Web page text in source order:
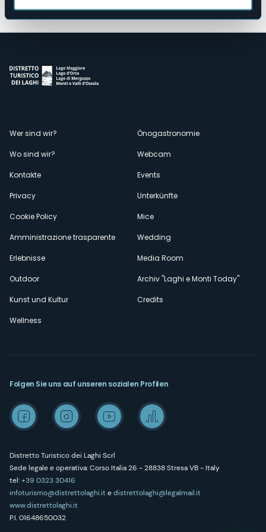
Menù
secondario
Wer sind wir?
Wo sind wir?
Kontakte
Privacy
Cookie Policy
Amministrazione trasparente
Erlebnisse
Outdoor
Kunst und Kultur
Wellness
Önogastronomie
Webcam
Events
Unterkünfte
Mice
Wedding
Media Room
Archiv "Laghi e Monti Today"
Credits
Distretto Turistico dei Laghi Scrl
Sede legale e operativa: Corso Italia 26 - 28838 Stresa VB - Italy
tel:+39 0323 30416
infoturismo@distrettolaghi.itedistrettolaghi@legalmail.it
www.distrettolaghi.it
P.I. 01648650032
Folgen Sie uns auf unseren sozialen Profilen